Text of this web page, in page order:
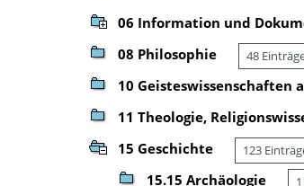
06 Information und
08 Philosophie 48
10 Geisteswissenschaften
11 Theologie,
15 Geschichte 123
15.15 Archäologie